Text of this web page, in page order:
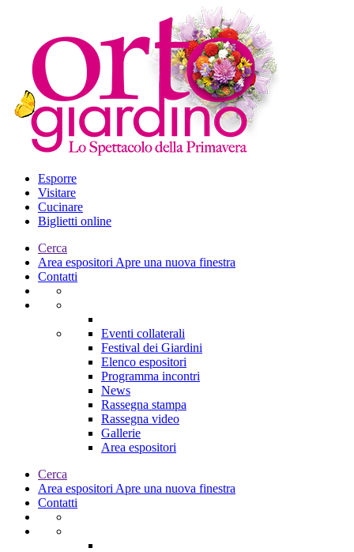
Esporre
Visitare
Cucinare
Biglietti online
Cerca
Area espositori Apre una nuova finestra
Contatti
Eventi collaterali
Festival dei Giardini
Elenco espositori
Programma incontri
News
Rassegna stampa
Rassegna video
Gallerie
Area espositori
Cerca
Area espositori Apre una nuova finestra
Contatti